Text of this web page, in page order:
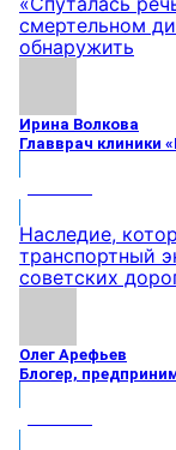
смертельном
обнаружить
Ирина Волкова
Главврач клиники
Наследие,
транспортный
советских
Олег Арефьев
Блогер,